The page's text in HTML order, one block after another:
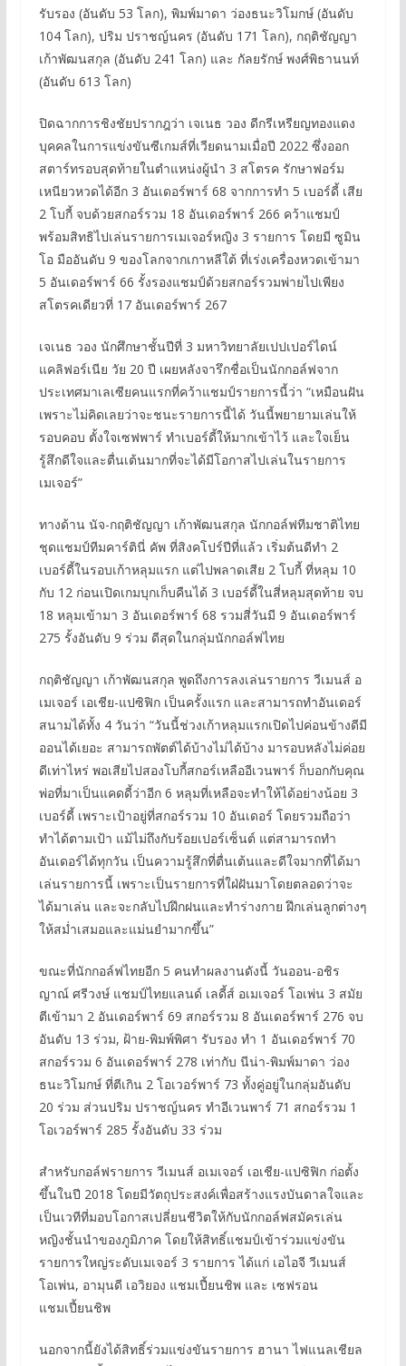
รับรอง (อันดับ 53 โลก), พิมพ์มาดา ว่องธนะวิโมกษ์ (อันดับ
104 โลก), ปริม ปราชญ์นคร (อันดับ 171 โลก), กฤติชัญญา
เก้าพัฒนสกุล (อันดับ 241 โลก) และ กัลยรักษ์​ พงศ์พิธานนท์
(อันดับ 613 โลก)
ปิดฉากการชิงชัยปรากฎว่า เจเนธ วอง ดีกรีเหรียญทองแดง
บุคคลในการแข่งขันซีเกมส์ที่เวียดนามเมื่อปี 2022 ซึ่งออก
สตาร์ทรอบสุดท้ายในตำแหน่งผู้นำ 3 สโตรค รักษาฟอร์ม
เหนียวหวดได้อีก 3 อันเดอร์พาร์ 68 จากการทำ 5 เบอร์ดี้ เสีย
2 โบกี้ จบด้วยสกอร์รวม 18 อันเดอร์พาร์ 266 คว้าแชมป์
พร้อมสิทธิไปเล่นรายการเมเจอร์หญิง 3 รายการ โดยมี ซูมิน
โอ มืออันดับ 9 ของโลกจากเกาหลีใต้ ที่เร่งเครื่องหวดเข้ามา
5 อันเดอร์พาร์ 66 รั้งรองแชมป์ด้วยสกอร์รวมพ่ายไปเพียง
สโตรคเดียวที่ 17 อันเดอร์พาร์ 267
เจเนธ วอง นักศึกษาชั้นปีที่ 3 มหาวิทยาลัยเปปเปอร์ไดน์
แคลิฟอร์เนีย วัย 20 ปี เผยหลังจารึกชื่อเป็นนักกอล์ฟจาก
ประเทศมาเลเซียคนแรกที่คว้าแชมป์รายการนี้ว่า “เหมือนฝัน
เพราะไม่คิดเลยว่าจะชนะรายการนี้ได้ วันนี้พยายามเล่นให้
รอบคอบ ตั้งใจเซฟพาร์ ทำเบอร์ดี้ให้มากเข้าไว้ และใจเย็น
รู้สึกดีใจและตื่นเต้นมากที่จะได้มีโอกาสไปเล่นในรายการ
เมเจอร์”
ทางด้าน นัจ-กฤติชัญญา เก้าพัฒนสกุล นักกอล์ฟทีมชาติไทย
ชุดแชมป์ทีมคาร์ตินี่ คัพ ที่สิงคโปร์ปีที่แล้ว เริ่มต้นดีทำ 2
เบอร์ดี้ในรอบเก้าหลุมแรก แต่ไปพลาดเสีย 2 โบกี้ ที่หลุม 10
กับ 12 ก่อนเปิดเกมบุกเก็บคืนได้ 3 เบอร์ดี้ในสี่หลุมสุดท้าย จบ
18 หลุมเข้ามา 3 อันเดอร์พาร์ 68 รวมสี่วันมี 9 อันเดอร์พาร์
275 รั้งอันดับ 9 ร่วม ดีสุดในกลุ่มนักกอล์ฟไทย
กฤติชัญญา เก้าพัฒนสกุล พูดถึงการลงเล่นรายการ วีเมนส์ อ
เมเจอร์ เอเชีย-แปซิฟิก เป็นครั้งแรก และสามารถทำอันเดอร์
สนามได้ทั้ง 4 วันว่า “วันนี้ช่วงเก้าหลุมแรกเปิดไปค่อนข้างดีมี
ออนได้เยอะ สามารถพัตต์ได้บ้างไม่ได้บ้าง มารอบหลังไม่ค่อย
ดีเท่าไหร่ พอเสียไปสองโบกี้สกอร์เหลืออีเวนพาร์ ก็บอกกับคุณ
พ่อที่มาเป็นแคดดี้ว่าอีก 6 หลุมที่เหลือจะทำให้ได้อย่างน้อย 3
เบอร์ดี้ เพราะเป้าอยู่ที่สกอร์รวม 10 อันเดอร์ โดยรวมถือว่า
ทำได้ตามเป้า แม้ไม่ถึงกับร้อยเปอร์เซ็นต์ แต่สามารถทำ
อันเดอร์ได้ทุกวัน เป็นความรู้สึกที่ตื่นเต้นและดีใจมากที่ได้มา
เล่นรายการนี้ เพราะเป็นรายการที่ใฝ่ฝันมาโดยตลอดว่าจะ
ได้มาเล่น และจะกลับไปฝึกฝนและทำร่างกาย ฝึกเล่นลูกต่างๆ
ให้สม่ำเสมอและแม่นยำมากขึ้น”
ขณะที่นักกอล์ฟไทยอีก 5 คนทำผลงานดังนี้ วันออน-อชิร
ญาณ์ ศรีวงษ์ แชมป์ไทยแลนด์ เลดี้ส์ อเมเจอร์ โอเพ่น 3 สมัย
ตีเข้ามา 2 อันเดอร์พาร์ 69 สกอร์รวม 8 อันเดอร์พาร์ 276 จบ
อันดับ 13 ร่วม, ฝ้าย-พิมพ์พิศา รับรอง ทำ 1 อันเดอร์พาร์ 70
สกอร์รวม 6 อันเดอร์พาร์ 278 เท่ากับ นีน่า-พิมพ์มาดา ว่อง
ธนะวิโมกษ์ ที่ตีเกิน 2 โอเวอร์พาร์ 73 ทั้งคู่อยู่ในกลุ่มอันดับ
20 ร่วม ส่วนปริม ปราชญ์นคร ทำอีเวนพาร์ 71 สกอร์รวม 1
โอเวอร์พาร์ 285 รั้งอันดับ 33 ร่วม
สำหรับกอล์ฟรายการ วีเมนส์ อเมเจอร์ เอเชีย-แปซิฟิก ก่อตั้ง
ขึ้นในปี 2018 โดยมีวัตถุประสงค์เพื่อสร้างแรงบันดาลใจและ
เป็นเวทีที่มอบโอกาสเปลี่ยนชีวิตให้กับนักกอล์ฟสมัครเล่น
หญิงชั้นนำของภูมิภาค โดยให้สิทธิ์แชมป์เข้าร่วมแข่งขัน
รายการใหญ่ระดับเมเจอร์ 3 รายการ ได้แก่ เอไอจี วีเมนส์
โอเพ่น, อามุนดี เอวิยอง แชมเปี้ยนชิพ และ เซฟรอน
แชมเปี้ยนชิพ
นอกจากนี้ยังได้สิทธิ์ร่วมแข่งขันรายการ ฮานา ไฟแนลเชียล